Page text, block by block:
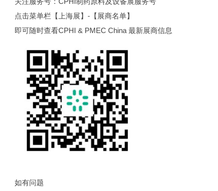
点击菜单栏【上海展】-【展商名单】
即可随时查看CPHI & PMEC China 最新展商信息
如有问题